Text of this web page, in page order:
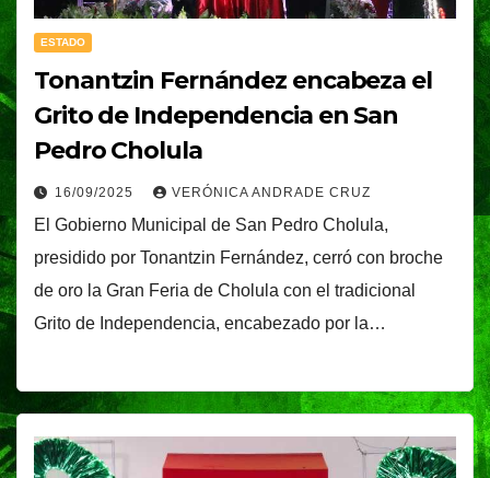
ESTADO
Tonantzin Fernández encabeza el
Grito de Independencia en San
Pedro Cholula
16/09/2025 VERÓNICA ANDRADE CRUZ
El Gobierno Municipal de San Pedro Cholula,
presidido por Tonantzin Fernández, cerró con broche
de oro la Gran Feria de Cholula con el tradicional
Grito de Independencia, encabezado por la…